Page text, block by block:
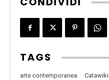
TAGS
arte contemporanea Catawiki